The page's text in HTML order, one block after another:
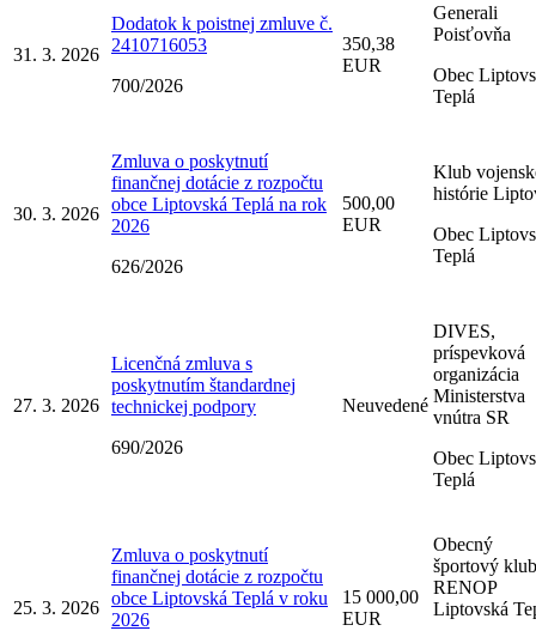
31. 3. 2026
Dodatok k poistnej zmluve č.
2410716053
700/2026
350,38
EUR
Generali
Poisťovňa
Obec
Teplá
30. 3. 2026
Zmluva o poskytnutí
finančnej dotácie z rozpočtu
obce Liptovská Teplá na rok
2026
626/2026
500,00
EUR
Klub
histórie
Obec
Teplá
27. 3. 2026
Licenčná zmluva s
poskytnutím štandardnej
technickej podpory
690/2026
Neuvedené
DIVES,
príspevková
organizácia
Ministerstva
vnútra SR
Obec
Teplá
25. 3. 2026
Zmluva o poskytnutí
finančnej dotácie z rozpočtu
obce Liptovská Teplá v roku
2026
15 000,00
EUR
Obecný
športový klub
RENOP
Liptovská